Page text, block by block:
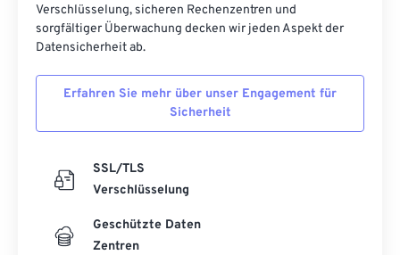
Verschlüsselung, sicheren Rechenzentren und
sorgfältiger Überwachung decken wir jeden Aspekt der
Datensicherheit ab.
Erfahren Sie mehr über unser Engagement für
Sicherheit
SSL/TLS
Verschlüsselung
Geschützte Daten
Zentren